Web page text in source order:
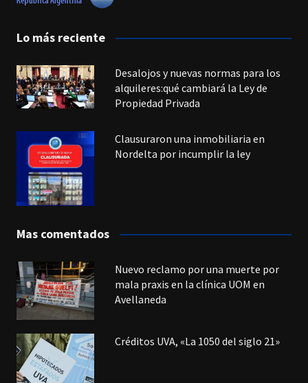
Lo más reciente
Desalojos y nuevas normas para los
alquileres:qué cambiará la Ley de
Propiedad Privada
Clausuraron una inmobiliaria en
Nordelta por incumplir la ley
Mas comentados
Nuevo reclamo por una muerte por
mala praxis en la clínica UOM en
Avellaneda
Créditos UVA, «La 1050 del siglo 21»